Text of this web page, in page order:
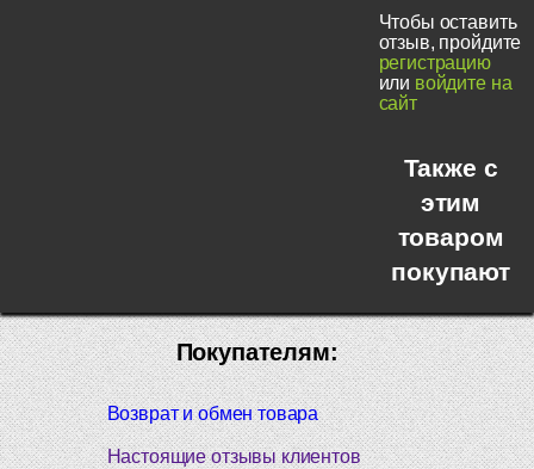
Чтобы оставить
отзыв, пройдите
регистрацию
или войдите на
сайт
Также с
этим
товаром
покупают
Покупателям:
Возврат и обмен товара
Настоящие отзывы клиентов